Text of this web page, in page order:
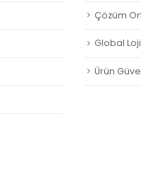
Çözüm
Global
Ürün